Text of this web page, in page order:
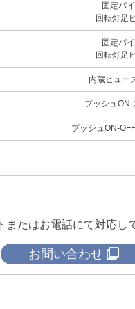
固定パ
回転灯足
固定パ
回転灯足
内蔵ヒュー
プッシュON
プッシュON-
たはお電話にて対応し
お問い合わせ